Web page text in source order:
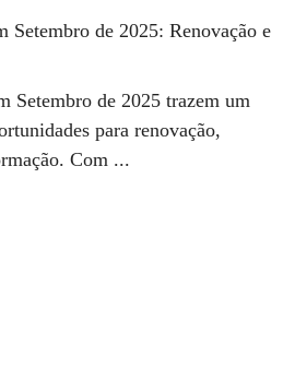
Setembro de 2025: Renovação e
Setembro de 2025 trazem um
para renovação,
Com ...